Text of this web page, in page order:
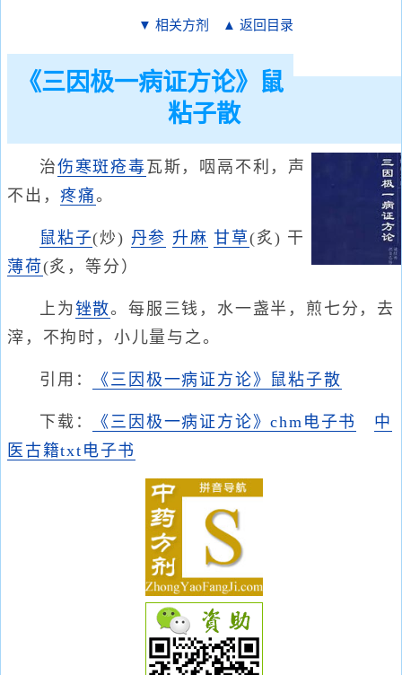
▼ 相关方剂 ▲ 返回目录
《三因极一病证方论》鼠
粘子散
治伤寒斑疮毒 瓦斯，咽鬲不利，声
不出，疼痛。
鼠粘子(炒) 丹参 升麻 甘草(炙) 干
薄荷(炙，等分）
上为锉散。每服三钱，水一盏半，煎七分，去
滓，不拘时，小儿量与之。
引用： 《三因极一病证方论》鼠粘子散
下载： 《三因极一病证方论》chm电子书
中
医古籍txt电子书